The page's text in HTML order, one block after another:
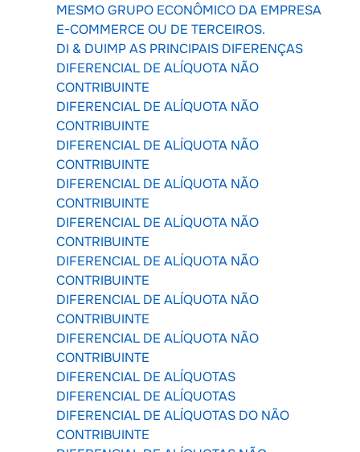
MESMO GRUPO ECONÔMICO DA EMPRESA
E-COMMERCE OU DE TERCEIROS.
DI & DUIMP AS PRINCIPAIS DIFERENÇAS
DIFERENCIAL DE ALÍQUOTA NÃO
CONTRIBUINTE
DIFERENCIAL DE ALÍQUOTA NÃO
CONTRIBUINTE
DIFERENCIAL DE ALÍQUOTA NÃO
CONTRIBUINTE
DIFERENCIAL DE ALÍQUOTA NÃO
CONTRIBUINTE
DIFERENCIAL DE ALÍQUOTA NÃO
CONTRIBUINTE
DIFERENCIAL DE ALÍQUOTA NÃO
CONTRIBUINTE
DIFERENCIAL DE ALÍQUOTA NÃO
CONTRIBUINTE
DIFERENCIAL DE ALÍQUOTA NÃO
CONTRIBUINTE
DIFERENCIAL DE ALÍQUOTAS
DIFERENCIAL DE ALÍQUOTAS
DIFERENCIAL DE ALÍQUOTAS DO NÃO
CONTRIBUINTE